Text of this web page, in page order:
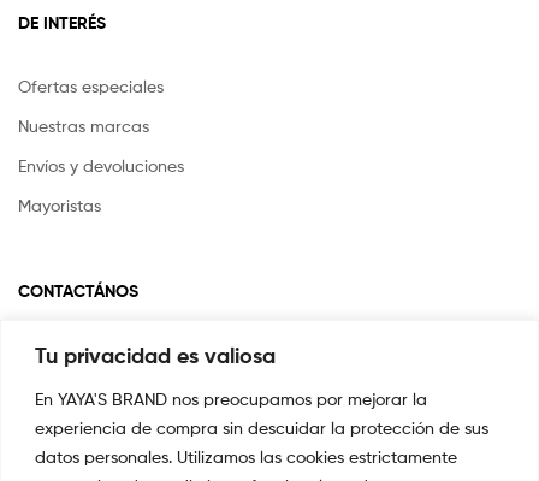
Tu privacidad es valiosa
En YAYA'S BRAND nos preocupamos por mejorar la
experiencia de compra sin descuidar la protección de sus
datos personales. Utilizamos las cookies estrictamente
DE INTERÉS
Ofertas especiales
Nuestras marcas
Envíos y devoluciones
Mayoristas
CONTACTÁNOS
Si tienes alguna pregunta o inquietud escríbenos a
📍CARRERA 8 # 14-45 SAN PEDRO
CALI, COLOMBIA